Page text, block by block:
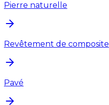
Pierre naturelle
Revêtement de composite
Pavé